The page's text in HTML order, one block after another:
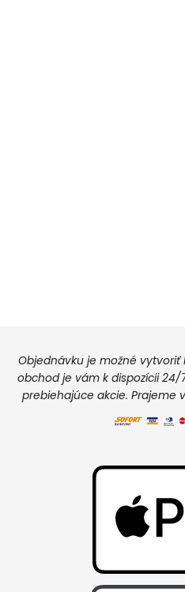
Objednávku je možné
obchod je vám k dispozícii
prebiehajúce akcie. Prajeme